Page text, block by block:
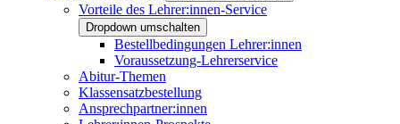
Vorteile des Lehrer:innen-Service
Dropdown umschalten
Bestellbedingungen Lehrer:innen
Voraussetzung-Lehrerservice
Abitur-Themen
Klassensatzbestellung
Ansprechpartner:innen